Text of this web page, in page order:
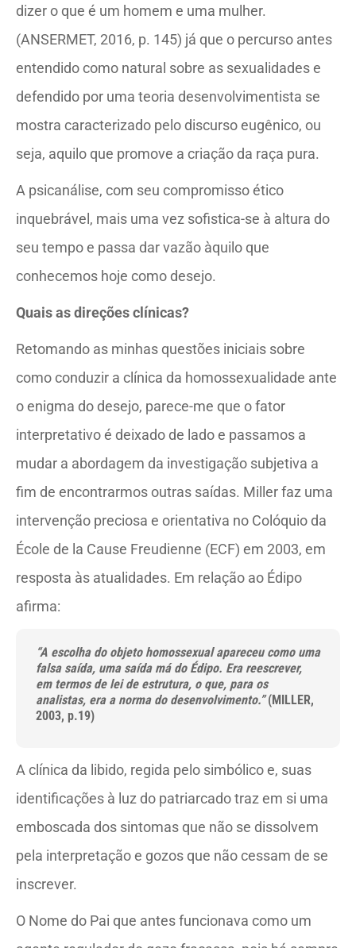
dizer o que é um homem e uma mulher.
(ANSERMET, 2016, p. 145) já que o percurso antes
entendido como natural sobre as sexualidades e
defendido por uma teoria desenvolvimentista se
mostra caracterizado pelo discurso eugênico, ou
seja, aquilo que promove a criação da raça pura.
A psicanálise, com seu compromisso ético
inquebrável, mais uma vez sofistica-se à altura do
seu tempo e passa dar vazão àquilo que
conhecemos hoje como desejo.
Quais as direções clínicas?
Retomando as minhas questões iniciais sobre
como conduzir a clínica da homossexualidade ante
o enigma do desejo, parece-me que o fator
interpretativo é deixado de lado e passamos a
mudar a abordagem da investigação subjetiva a
fim de encontrarmos outras saídas. Miller faz uma
intervenção preciosa e orientativa no Colóquio da
École de la Cause Freudienne (ECF) em 2003, em
resposta às atualidades. Em relação ao Édipo
afirma:
“A escolha do objeto homossexual apareceu como uma
falsa saída, uma saída má do Édipo. Era reescrever,
em termos de lei de estrutura, o que, para os
analistas, era a norma do desenvolvimento.”(MILLER,
2003, p.19)
A clínica da libido, regida pelo simbólico e, suas
identificações à luz do patriarcado traz em si uma
emboscada dos sintomas que não se dissolvem
pela interpretação e gozos que não cessam de se
inscrever.
O Nome do Pai que antes funcionava como um